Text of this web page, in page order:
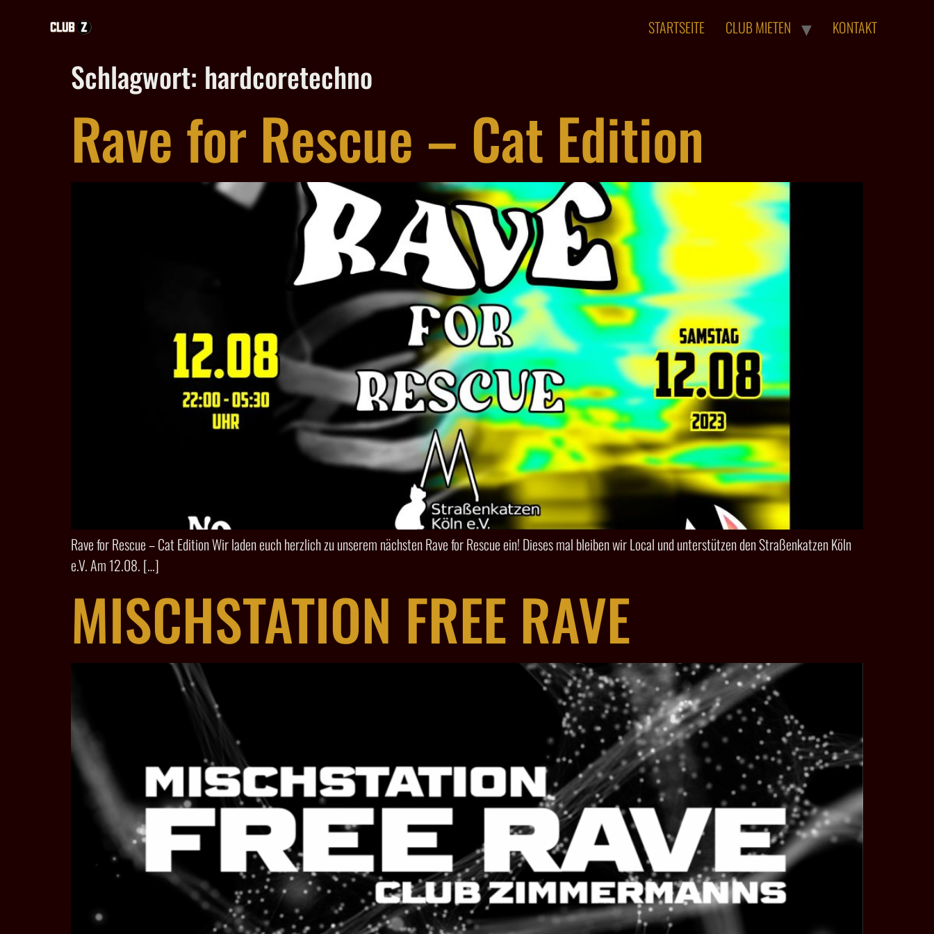
STARTSEITE CLUB MIETEN KONTAKT
Schlagwort: hardcoretechno
Rave for Rescue – Cat Edition
Rave for Rescue – Cat Edition Wir laden euch herzlich zu unserem nächsten Rave for Rescue ein! Dieses mal bleiben wir Local und unterstützen den Straßenkatzen Köln
e.V. Am 12.08. […]
MISCHSTATION FREE RAVE